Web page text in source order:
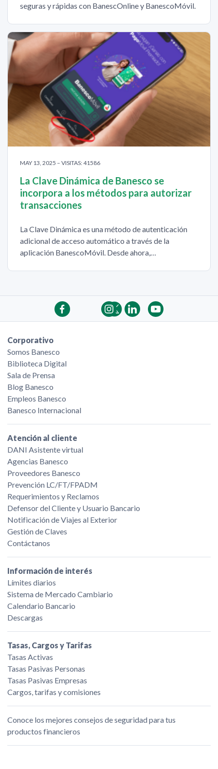
seguras y rápidas con BanescOnline y BanescoMóvil.
MAY 13, 2025 – VISITAS: 41586
La Clave Dinámica de Banesco se
incorpora a los métodos para autorizar
transacciones
La Clave Dinámica es una método de autenticación
adicional de acceso automático a través de la
aplicación BanescoMóvil. Desde ahora,…
Corporativo
Somos Banesco
Biblioteca Digital
Sala de Prensa
Blog Banesco
Empleos Banesco
Banesco Internacional
Atención al cliente
DANI Asistente virtual
Agencias Banesco
Proveedores Banesco
Prevención LC/FT/FPADM
Requerimientos y Reclamos
Defensor del Cliente y Usuario Bancario
Notificación de Viajes al Exterior
Gestión de Claves
Contáctanos
Información de interés
Límites diarios
Sistema de Mercado Cambiario
Calendario Bancario
Descargas
Tasas, Cargos y Tarifas
Tasas Activas
Tasas Pasivas Personas
Tasas Pasivas Empresas
Cargos, tarifas y comisiones
Conoce los mejores consejos de seguridad para tus
productos financieros